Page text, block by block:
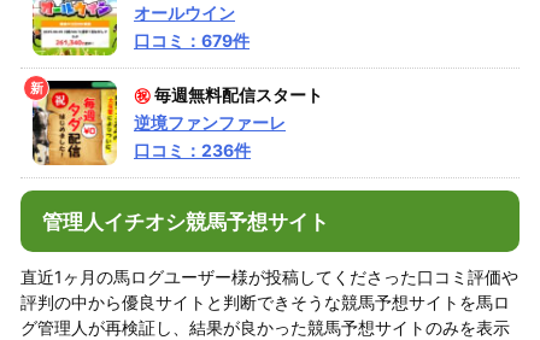
オールウイン
口コミ：679件
㊗毎週無料配信スタート
逆境ファンファーレ
口コミ：236件
管理人イチオシ競馬予想サイト
直近1ヶ月の馬ログユーザー様が投稿してくださった口コミ評価や
評判の中から優良サイトと判断できそうな競馬予想サイトを馬ロ
グ管理人が再検証し、結果が良かった競馬予想サイトのみを表示